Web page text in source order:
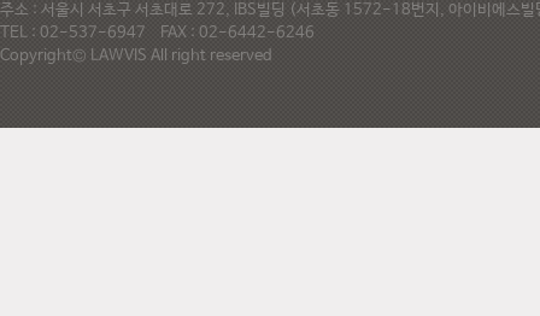
주소 : 서울시 서초구 서초대로 272, IBS빌딩 (서초동 1572-18번지, 아이비에스
TEL : 02-537-6947 FAX : 02-6442-6246
Copyright© LAWVIS All right reserved